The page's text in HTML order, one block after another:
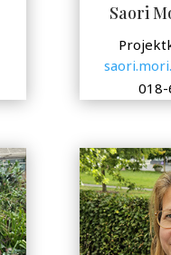
Saori
018-